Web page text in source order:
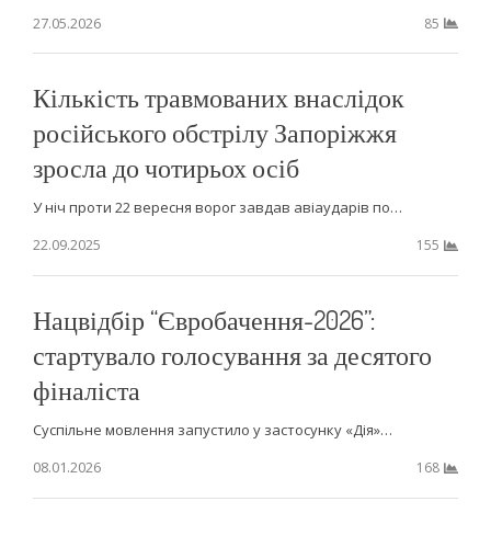
27.05.2026
85
Кількість травмованих внаслідок
російського обстрілу Запоріжжя
зросла до чотирьох осіб
У ніч проти 22 вересня ворог завдав авіаударів по…
22.09.2025
155
Нацвідбір “Євробачення-2026”:
стартувало голосування за десятого
фіналіста
Суспільне мовлення запустило у застосунку «Дія»…
08.01.2026
168